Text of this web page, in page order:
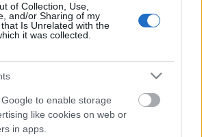
of Collection, Use,
and/or Sharing of my
Is Unrelated with the
it was collected.
to enable storage
like cookies on web or
in apps.
számára mindig is kihívás volt
éspedig bármiféle történet
rögzítése, talán mert a
egy meglehetősen bizonytalan,
relatív kategóriáról van szó.
időtől / korszaktól és
a dolgoknak,